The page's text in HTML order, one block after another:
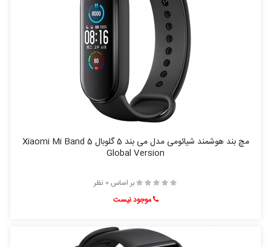
مچ بند هوشمند شیائومی مدل می بند 5 گلوبال Xiaomi Mi Band 5
Global Version
بر اساس 0 نظر
موجود نیست